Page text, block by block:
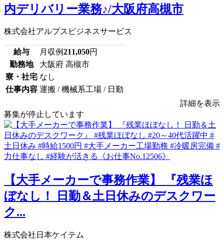
内デリバリー業務♪/大阪府高槻市
株式会社アルプスビジネスサービス
給与 月収例211,050円
勤務地
大阪府 高槻市
寮・社宅 なし
仕事内容 運搬 / 機械系工場 / 日勤
詳細を表示
募集が停止しています
【大手メーカーで事務作業】 『残業ほ
ぼなし！ 日勤＆土日休みのデスクワー
ク...
株式会社日本ケイテム